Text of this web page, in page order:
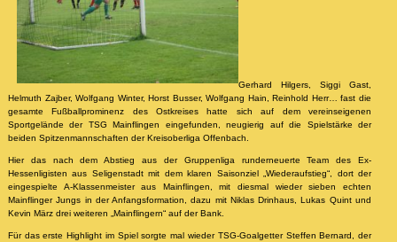
Gerhard Hilgers, Siggi Gast,
Helmuth Zajber, Wolfgang Winter, Horst Busser, Wolfgang Hain, Reinhold Herr… fast die
gesamte Fußballprominenz des Ostkreises hatte sich auf dem vereinseigenen
Sportgelände der TSG Mainflingen eingefunden, neugierig auf die Spielstärke der
beiden Spitzenmannschaften der Kreisoberliga Offenbach.
Hier das nach dem Abstieg aus der Gruppenliga runderneuerte Team des Ex-
Hessenligisten aus Seligenstadt mit dem klaren Saisonziel „Wiederaufstieg“, dort der
eingespielte A-Klassenmeister aus Mainflingen, mit diesmal wieder sieben echten
Mainflinger Jungs in der Anfangsformation, dazu mit Niklas Drinhaus, Lukas Quint und
Kevin März drei weiteren „Mainflingern“ auf der Bank.
Für das erste Highlight im Spiel sorgte mal wieder TSG-Goalgetter Steffen Bernard, der